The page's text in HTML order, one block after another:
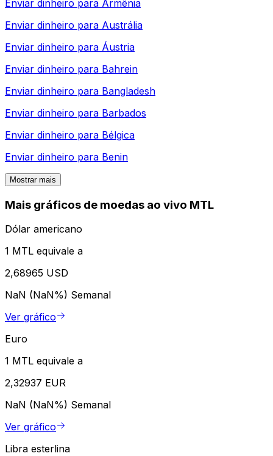
Enviar dinheiro para Armênia
Enviar dinheiro para Austrália
Enviar dinheiro para Áustria
Enviar dinheiro para Bahrein
Enviar dinheiro para Bangladesh
Enviar dinheiro para Barbados
Enviar dinheiro para Bélgica
Enviar dinheiro para Benin
Mostrar mais
Mais gráficos de moedas ao vivo MTL
Dólar americano
1 MTL equivale a
2,68965 USD
NaN (NaN%) Semanal
Ver gráfico
Euro
1 MTL equivale a
2,32937 EUR
NaN (NaN%) Semanal
Ver gráfico
Libra esterlina